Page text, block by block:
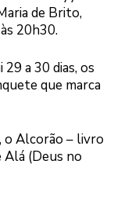
de Brito,
20h30.
a 30 dias, os
que marca
o Alcorão – livro
Alá (Deus no